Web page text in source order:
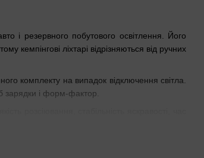
і резервного побутового освітлення. Його
кемпінгові ліхтарі відрізняються від ручних
комплекту на випадок відключення світла.
зарядки і форм-фактор.